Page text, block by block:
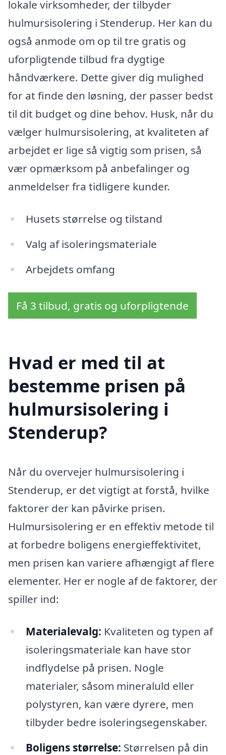
lokale virksomheder, der tilbyder
hulmursisolering i Stenderup. Her kan du
også anmode om op til tre gratis og
uforpligtende tilbud fra dygtige
håndværkere. Dette giver dig mulighed
for at finde den løsning, der passer bedst
til dit budget og dine behov. Husk, når du
vælger hulmursisolering, at kvaliteten af
arbejdet er lige så vigtig som prisen, så
vær opmærksom på anbefalinger og
anmeldelser fra tidligere kunder.
Husets størrelse og tilstand
Valg af isoleringsmateriale
Arbejdets omfang
Få 3 tilbud, gratis og uforpligtende
Hvad er med til at
bestemme prisen på
hulmursisolering i
Stenderup?
Når du overvejer hulmursisolering i
Stenderup, er det vigtigt at forstå, hvilke
faktorer der kan påvirke prisen.
Hulmursisolering er en effektiv metode til
at forbedre boligens energieffektivitet,
men prisen kan variere afhængigt af flere
elementer. Her er nogle af de faktorer, der
spiller ind:
Materialevalg: Kvaliteten og typen af
isoleringsmateriale kan have stor
indflydelse på prisen. Nogle
materialer, såsom mineraluld eller
polystyren, kan være dyrere, men
tilbyder bedre isoleringsegenskaber.
Boligens størrelse: Størrelsen på din